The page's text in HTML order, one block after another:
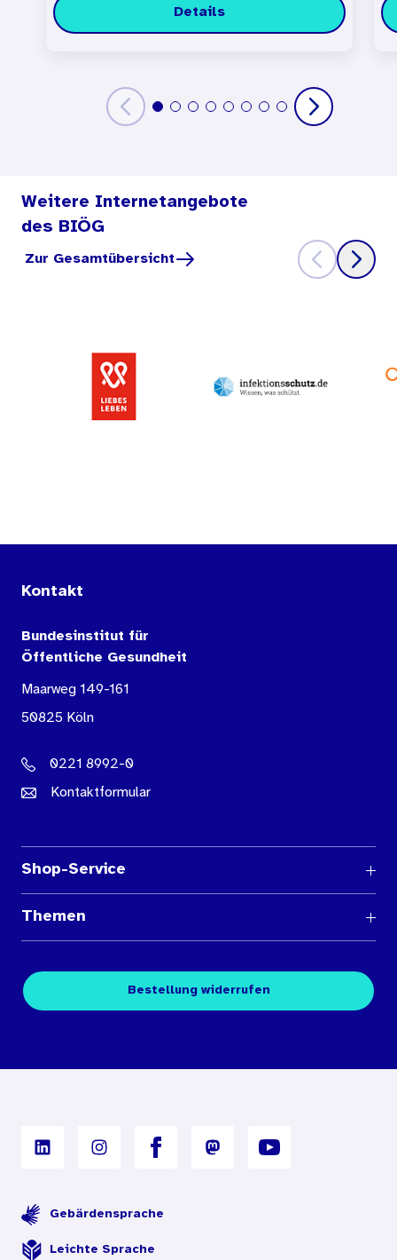
Details
Weitere Internetangebote
des BIÖG
Zur Gesamtübersicht
Kontakt
Bundesinstitut für
Öffentliche Gesundheit
Maarweg 149-161
50825 Köln
0221 8992-0
Kontaktformular
Shop-Service
Medienübersichten
Kontakt
Themen
Fachpublikationen
Digitales Archiv
Bestellung widerrufen
Gebärdensprache
Leichte Sprache